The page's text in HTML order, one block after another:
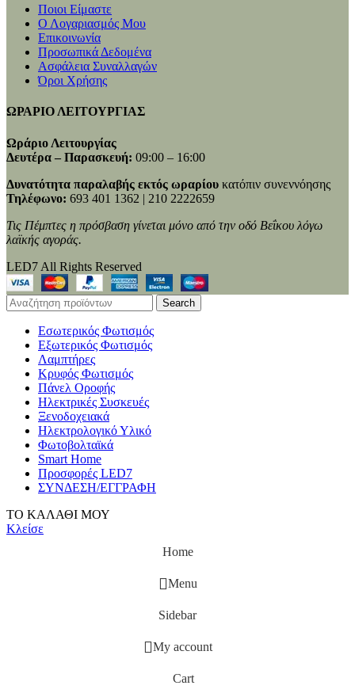
Ποιοι Είμαστε
Ο Λογαριασμός Μου
Επικοινωνία
Προσωπικά Δεδομένα
Ασφάλεια Συναλλαγών
Όροι Χρήσης
ΩΡΑΡΙΟ ΛΕΙΤΟΥΡΓΙΑΣ
Ωράριο Λειτουργίας
Δευτέρα – Παρασκευή: 09:00 – 16:00
Δυνατότητα παραλαβής εκτός ωραρίου κατόπιν συνεννόησης
Τηλέφωνο: 693 401 1362 | 210 2222659
Τις Πέμπτες η πρόσβαση γίνεται μόνο από την οδό Βεΐκου λόγω
λαϊκής αγοράς.
LED7 All Rights Reserved
Search
Εσωτερικός Φωτισμός
Εξωτερικός Φωτισμός
Λαμπτήρες
Κρυφός Φωτισμός
Πάνελ Οροφής
Ηλεκτρικές Συσκευές
Ξενοδοχειακά
Ηλεκτρολογικό Υλικό
Φωτοβολταϊκά
Smart Home
Προσφορές LED7
ΣΥΝΔΕΣΗ/ΕΓΓΡΑΦΗ
ΤΟ ΚΑΛΑΘΙ ΜΟΥ
Κλείσε
Home
Menu
Sidebar
My account
Cart